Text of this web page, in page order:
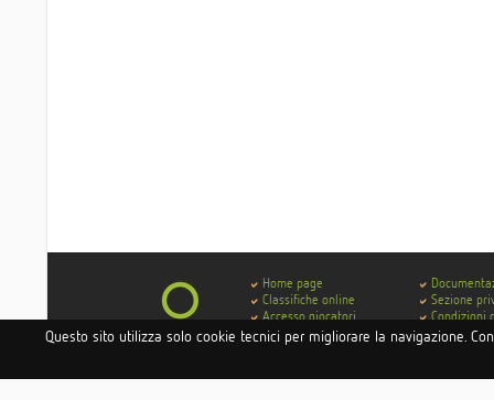
Questo sito utilizza solo cookie tecnici per migliorare la navigazione.
Home page
Classifiche online
Accesso giocatori
Accesso hotel e istituti
Accesso circoli
Sezione
Condizioni
Contatti